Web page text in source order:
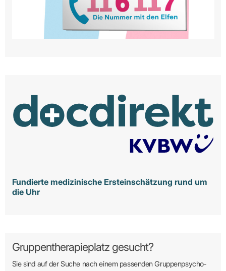
Fundierte medizinische Ersteinschätzung rund um
die Uhr
Gruppentherapieplatz gesucht?
Sie sind auf der Suche nach einem passenden Gruppen­psycho­